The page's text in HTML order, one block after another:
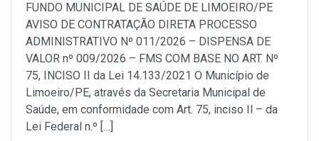
FUNDO MUNICIPAL DE SAÚDE DE LIMOEIRO/PE
AVISO DE CONTRATAÇÃO DIRETA PROCESSO
ADMINISTRATIVO Nº 011/2026 – DISPENSA DE
VALOR nº 009/2026 – FMS COM BASE NO ART. Nº
75, INCISO II da Lei 14.133/2021 O Município de
Limoeiro/PE, através da Secretaria Municipal de
Saúde, em conformidade com Art. 75, inciso Il – da
Lei Federal n.º […]